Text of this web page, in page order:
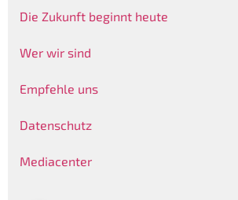
Die Zukunft beginnt heute
Wer wir sind
Empfehle uns
Datenschutz
Mediacenter